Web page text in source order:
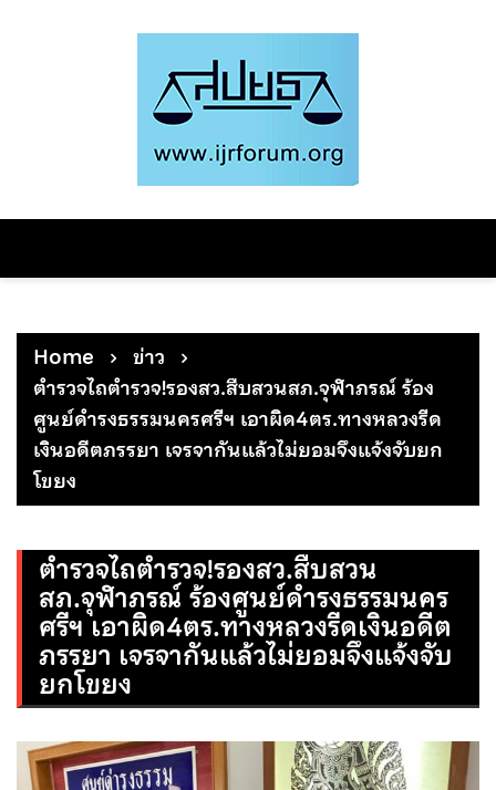
Home
ข่าว
ตำรวจไถตำรวจ!รองสว.สืบสวนสภ.จุฬาภรณ์ ร้อง
ศูนย์ดำรงธรรมนครศรีฯ เอาผิด4ตร.ทางหลวงรีด
เงินอดีตภรรยา เจรจากันแล้วไม่ยอมจึงแจ้งจับยก
โขยง
ตำรวจไถตำรวจ!รองสว.สืบสวน
สภ.จุฬาภรณ์ ร้องศูนย์ดำรงธรรมนคร
ศรีฯ เอาผิด4ตร.ทางหลวงรีดเงินอดีต
ภรรยา เจรจากันแล้วไม่ยอมจึงแจ้งจับ
ยกโขยง